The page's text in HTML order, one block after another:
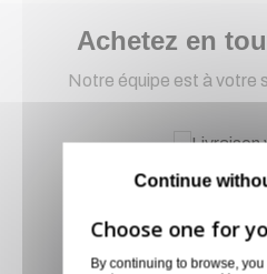
Achetez en
Notre équipe est à votre
Livraison
directement en
faites vous livrer
By continuing to browse,
Continue